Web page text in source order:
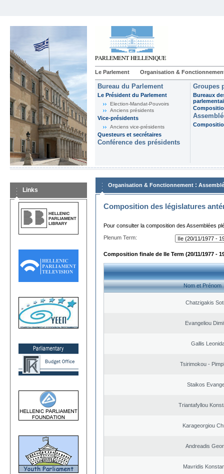
Le Parlement Organisation &
Bureau du Parlement
Le Président du Parlement
Election-Mandat-Pouvoirs
Anciens présidents
Vice-présidents
Anciens vice-présidents
Questeurs et secrétaires
Conférence des présidents
Groupes
Bureaux
Links
Organisation & Fonctionnement :
Composition des législatures
Pour consulter la composition des Assemblées
Plenum Term:
Composition finale de IIe Term (20/11/1977 -
Nom et Prénom
Chatzigakis
Evangeliou
Gallis
Tsirimokou -
Staikos
Triantafyllou
Karageorgiou
Andreadis
Mavridis